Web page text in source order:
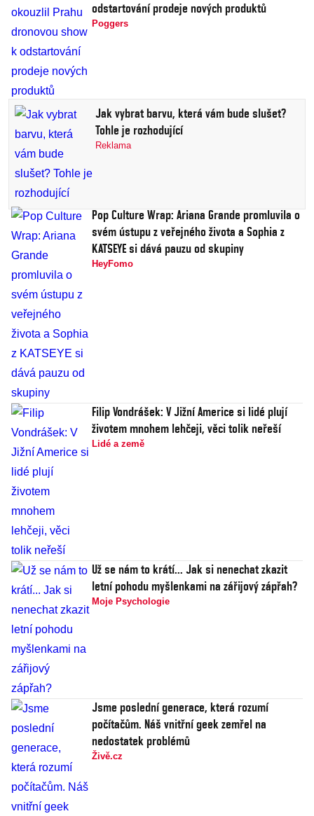
odstartování prodeje nových produktů
Poggers
Jak vybrat barvu, která vám bude slušet?
Tohle je rozhodující
Reklama
Pop Culture Wrap: Ariana Grande promluvila o
svém ústupu z veřejného života a Sophia z
KATSEYE si dává pauzu od skupiny
HeyFomo
Filip Vondrášek: V Jižní Americe si lidé plují
životem mnohem lehčeji, věci tolik neřeší
Lidé a země
Už se nám to krátí... Jak si nenechat zkazit
letní pohodu myšlenkami na zářijový zápřah?
Moje Psychologie
Jsme poslední generace, která rozumí
počítačům. Náš vnitřní geek zemřel na
nedostatek problémů
Živě.cz